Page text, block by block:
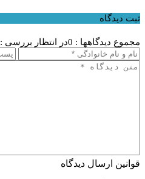
ثبت دیدگاه
مجموع دیدگاهها : 0 در انتظار بررسی : 0
قوانین ارسال دیدگاه